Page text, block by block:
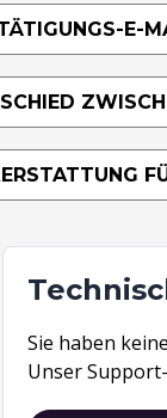
E-
Sie haben
Unser